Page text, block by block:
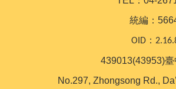
統編：
OID：
439013(43953)
No.297, Zhongsong Rd.,